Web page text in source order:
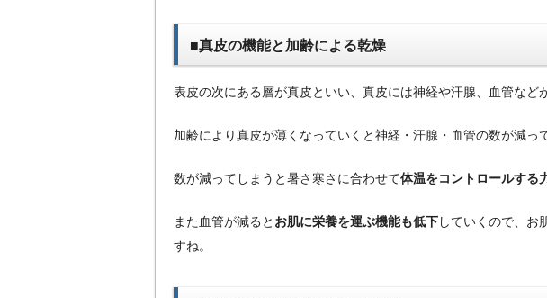
■真皮の機能と加齢による乾燥
表皮の次にある層が真皮といい、真皮には神経や汗腺、血管など
加齢により真皮が薄くなっていくと神経・汗腺・血管の数が減っ
数が減ってしまうと暑さ寒さに合わせて体温をコントロールする
また血管が減ると お肌に栄養を運ぶ機能も低下していくので、お
すね。